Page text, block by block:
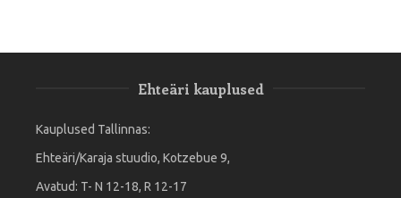
Ehteäri kauplused
Kauplused Tallinnas:
Ehteäri/Karaja stuudio, Kotzebue 9,
Avatud: T- N 12-18, R 12-17